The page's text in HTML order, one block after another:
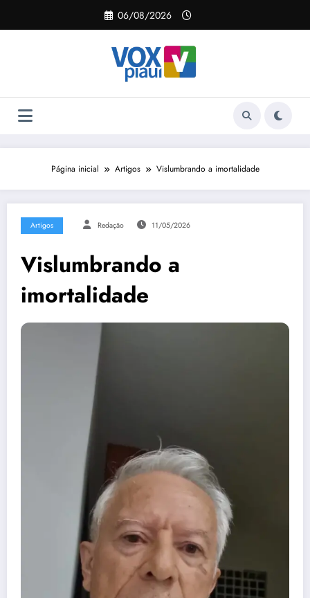
o
06/08/2026
Página inicial Artigos Vislumbrando a imortalidade
Artigos Redação 11/05/2026
Vislumbrando a
imortalidade